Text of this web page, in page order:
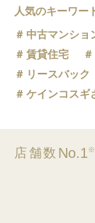
人気のキーワー
中古マンショ
賃貸住宅
リースバック
ケインコスギ
店舗数 No.1※